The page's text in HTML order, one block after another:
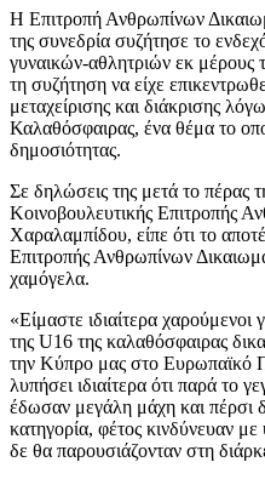
Η Επιτροπή Ανθρωπίνων
της συνεδρία συζήτησε το
γυναικών-αθλητριών εκ
τη συζήτηση να είχε
μεταχείρισης και διάκρισης
Καλαθόσφαιρας, ένα θέμα το
δημοσιότητας.
Σε δηλώσεις της μετά το πέρας
Κοινοβουλευτικής Επιτροπής
Χαραλαμπίδου, είπε ότι το
Επιτροπής Ανθρωπίνων
χαμόγελα.
«Είμαστε ιδιαίτερα χαρούμενοι
της U16 της καλαθόσφαιρας
την Κύπρο μας στο Ευρωπαϊκό
λυπήσει ιδιαίτερα ότι παρά το
έδωσαν μεγάλη μάχη και πέρσι
κατηγορία, φέτος κινδύνευαν
δε θα παρουσιάζονταν στη